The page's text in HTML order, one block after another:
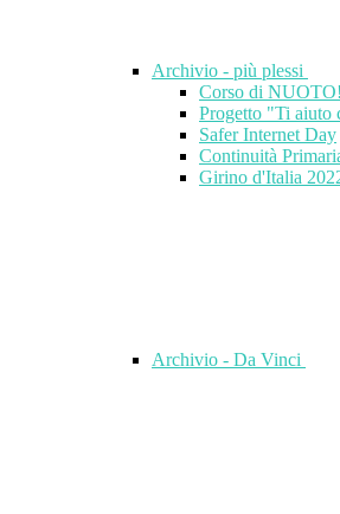
Archivio - più plessi
Corso di
Progetto "Ti aiuto
Safer Internet Day
Continuità
Girino d'Italia
Archivio - Da Vinci